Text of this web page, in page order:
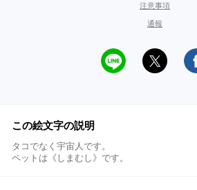
注意事項
通報
この絵文字の説明
タコでなく宇宙人です。
ペットは《しまむし》です。